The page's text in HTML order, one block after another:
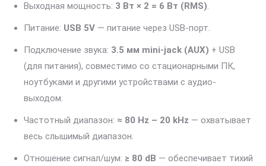
Выходная мощность: 3 Вт × 2 = 6 Вт (RMS).
Питание: USB 5V — питание через USB-порт.
Подключение звука: 3.5 мм mini-jack (AUX) + USB
(для питания), совместимо со стационарными ПК,
ноутбуками и другими устройствами с аудио-
выходом.
Частотный диапазон: ≈ 80 Hz – 20 kHz — охватывает
весь слышимый диапазон.
Отношение сигнал/шум: ≥ 80 dB — обеспечивает тихий